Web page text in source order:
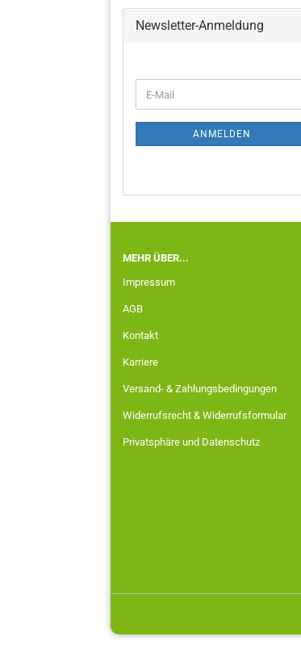
Newsletter-Anmeldung
ANMELDEN
MEHR ÜBER...
Impressum
AGB
Kontakt
Karriere
Versand- & Zahlungsbedingungen
Widerrufsrecht & Widerrufsformular
Privatsphäre und Datenschutz